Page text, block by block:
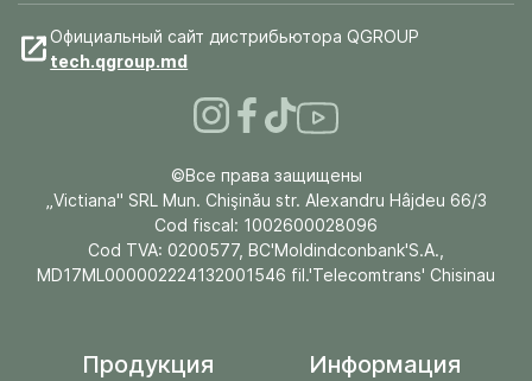
Официальный сайт дистрибьютора QGROUP
tech.qgroup.md
©Все права защищены
„Victiana" SRL Mun. Chişinău str. Alexandru Hâjdeu 66/3
Cod fiscal: 1002600028096
Cod TVA: 0200577, BC'Moldindconbank'S.A.,
MD17ML000002224132001546 fil.'Telecomtrans' Chisinau
Продукция Информация